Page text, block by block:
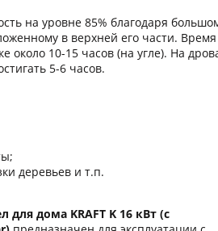
на уровне 85% благодаря
в верхней его части. Время
около 10-15 часов (на угле). На
5-6 часов.
деревьев и т.п.
для дома KRAFT K 16 кВт (с